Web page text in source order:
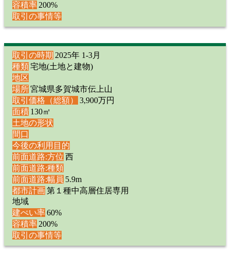
容積率200%
取引の事情等
取引の時期 2025年 1-3月
種類 宅地(土地と建物)
地区
場所宮城県多賀城市伝上山
取引価格（総額）
3,900万円
面積 130㎡
土地の形状
間口
今後の利用目的
前面道路:方位 西
前面道路:種類
前面道路:幅員 5.9m
都市計画 第１種中高層住居専用
地域
建ぺい率60%
容積率200%
取引の事情等